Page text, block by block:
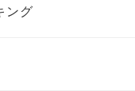
ング